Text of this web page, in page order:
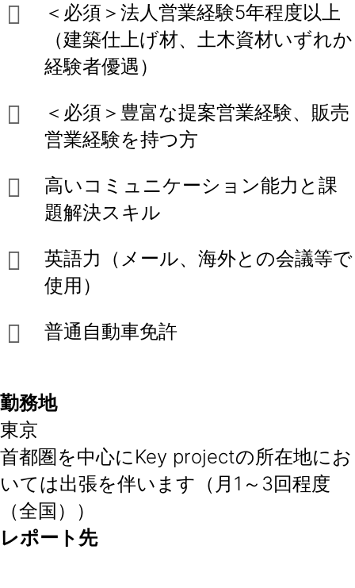
＜必須＞法人営業経験5年程度以上
（建築仕上げ材、土木資材いずれか
経験者優遇）
＜必須＞豊富な提案営業経験、販売
営業経験を持つ方
高いコミュニケーション能力と課
題解決スキル
英語力（メール、海外との会議等で
使用）
普通自動車免許
勤務地
東京
首都圏を中心にKey projectの所在地にお
いては出張を伴います（月1～3回程度
（全国））
レポート先